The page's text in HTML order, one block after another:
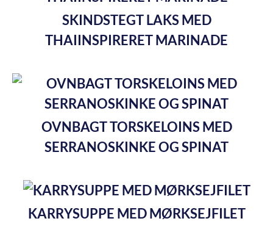
SKINDSTEGT LAKS MED
THAIINSPIRERET MARINADE
OVNBAGT TORSKELOINS MED
SERRANOSKINKE OG SPINAT
KARRYSUPPE MED MØRKSEJFILET